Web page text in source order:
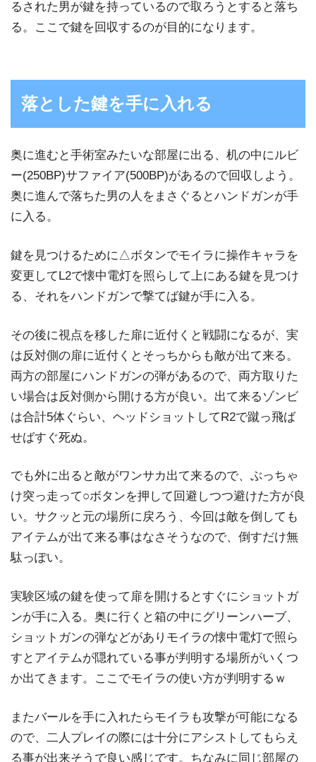
るされた男が鍵を持っているので取ろうとすると落ち
る。ここで鍵を回収するのが目的になります。
落とした鍵を手に入れる
奥に進むと手術室みたいな部屋に出る、机の中にルビ
ー(250BP)サファイア(500BP)があるので回収しよう。
奥に進んで落ちた男の人をまさぐるとハンドガンが手
に入る。
鍵を見つけるために△ボタンでモイラに操作キャラを
変更してL2で懐中電灯を照らして上にある鍵を見つけ
る、それをハンドガンで撃てば鍵が手に入る。
その後に視点を移した扉に近付くと戦闘になるが、実
は反対側の扉に近付くとそっちからも敵が出て来る。
両方の部屋にハンドガンの弾があるので、両方取りた
い場合は反対側から開ける方が良い。出て来るゾンビ
は合計5体ぐらい、ヘッドショットしてR2で蹴っ飛ば
せばすぐ死ぬ。
でも外に出ると敵がワンサカ出て来るので、ぶっちゃ
け突っ走って○ボタンを押して回避しつつ避けた方が良
い。サクッと元の場所に戻ろう、今回は敵を倒しても
アイテムが出て来る事はなさそうなので、倒すだけ無
駄っぽい。
実験区域の鍵を使って扉を開けるとすぐにショットガ
ンが手に入る。奥に行くと箱の中にグリーンハーブ、
ショットガンの弾などがありモイラの懐中電灯で照ら
すとアイテムが隠れている事が判明する場所がいくつ
か出てきます。ここでモイラの使い方が判明するｗ
またバールを手に入れたらモイラも攻撃が可能になる
ので、二人プレイの際には十分にアシストしてもらえ
る事が出来そうで良い感じです。ちなみに同じ部屋の